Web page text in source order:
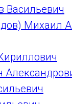
Васильевич
Михаил